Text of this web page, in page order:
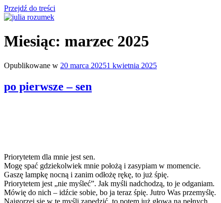
Przejdź do treści
julia rozumek
o życiu i szukaniu w nim szczęścia
Miesiąc: marzec 2025
Opublikowane w 20 marca 20251 kwietnia 2025
po pierwsze – sen
Priorytetem dla mnie jest sen.
Mogę spać gdziekolwiek mnie położą i zasypiam w momencie.
Gaszę lampkę nocną i zanim odłożę rękę, to już śpię.
Priorytetem jest „nie myśleć”. Jak myśli nadchodzą, to je odganiam.
Mówię do nich – idźcie sobie, bo ja teraz śpię. Jutro Was przemyślę.
Najgorzej się w te myśli zapędzić, to potem już głowa na pełnych